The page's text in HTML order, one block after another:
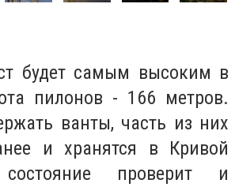
будет самым высоким в
пилонов - 166 метров.
ванты, часть из них
и хранятся в Кривой
проверит и